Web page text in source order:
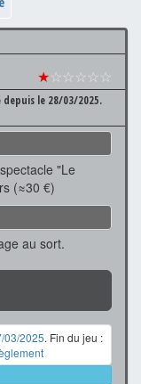
★☆☆☆☆☆
le 28/03/2025.
"Le
(≈30 €)
au sort.
03/2025. Fin du jeu :